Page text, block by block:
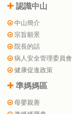
認識中山
中山簡介
宗旨願景
院長的話
病人安全管理委員會
健康促進政策
準媽媽區
母嬰親善